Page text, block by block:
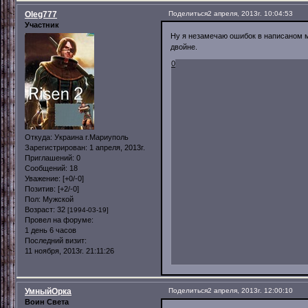
Поделиться2 апреля, 2013г. 10:04:53
Oleg777
Участник
Откуда: Украина г.Мариуполь
Зарегистрирован: 1 апреля, 2013г.
Приглашений: 0
Сообщений: 18
Уважение: [+0/-0]
Позитив: [+2/-0]
Пол: Мужской
Возраст: 32 [1994-03-19]
Провел на форуме:
1 день 6 часов
Последний визит:
11 ноября, 2013г. 21:11:26
Ну я незамечаю ошибок в написаном
двойне.
0
Поделиться2 апреля, 2013г. 12:00:10
УмныйОрка
Воин Света